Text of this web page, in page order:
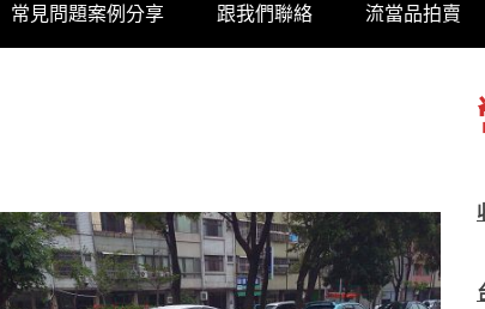
常見問題案例分享 跟我們聯絡 流當品拍賣